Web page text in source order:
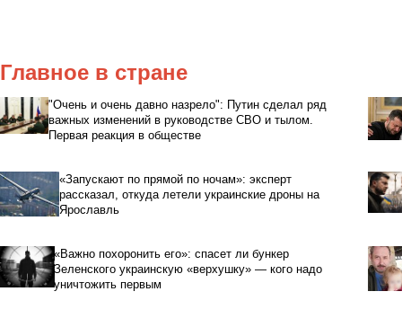
Главное в стране
"Очень и очень давно назрело": Путин сделал ряд
важных изменений в руководстве СВО и тылом.
Первая реакция в обществе
«Запускают по прямой по ночам»: эксперт
рассказал, откуда летели украинские дроны на
Ярославль
«Важно похоронить его»: спасет ли бункер
Зеленского украинскую «верхушку» — кого надо
уничтожить первым